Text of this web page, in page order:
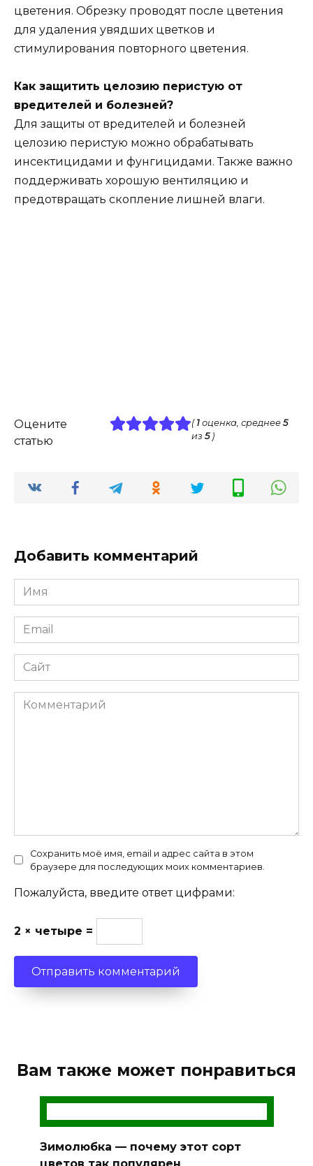
цветения. Обрезку проводят после цветения
для удаления увядших цветков и
стимулирования повторного цветения.
Как защитить целозию перистую от
вредителей и болезней?
Для защиты от вредителей и болезней
целозию перистую можно обрабатывать
инсектицидами и фунгицидами. Также важно
поддерживать хорошую вентиляцию и
предотвращать скопление лишней влаги.
Оцените
статью
( 1оценка, среднее 5
из 5)
Добавить комментарий
Имя
*
Email
*
Сайт
Комментарий
Сохранить моё имя, email и адрес сайта в этом
браузере для последующих моих комментариев.
Пожалуйста, введите ответ цифрами:
2 × четыре =
Вам также может понравиться
Зимолюбка — почему этот сорт
цветов так популярен